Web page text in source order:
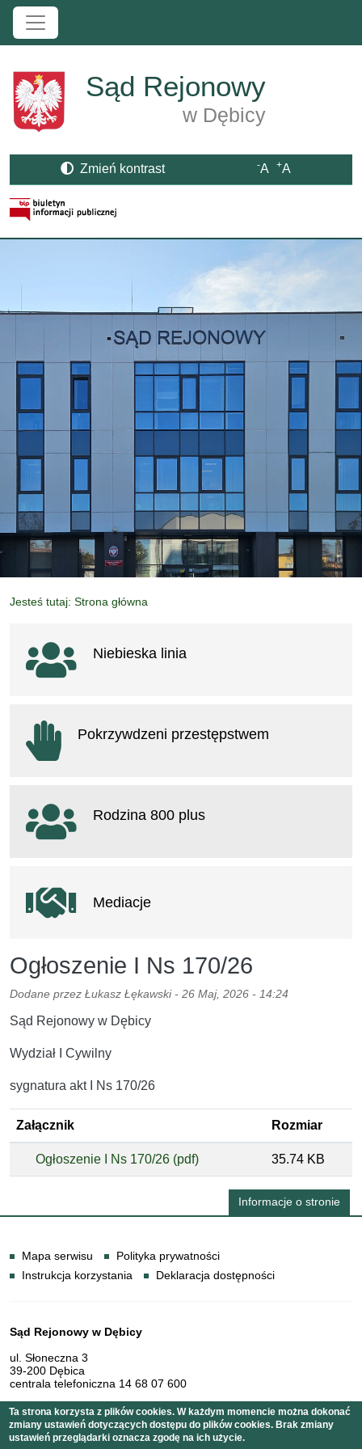
Przejdź do treści
Sąd Rejonowy
w Dębicy
Zmień kontrast -A +A
Strona BIP otwiera się w nowym oknie
Jesteś tutaj: Strona główna
Ogłoszenie I Ns 170/26
Dodane przez Łukasz Łękawski- 26 Maj, 2026 - 14:24
Sąd Rejonowy w Dębicy
Wydział I Cywilny
sygnatura akt I Ns 170/26
Załącznik Rozmiar
Ogłoszenie I Ns 170/26 (pdf) 35.74 KB
Ważne linki
Niebieska linia
Pokrzywdzeni przestępstwem
Rodzina 800 plus
Mediacje
Informacje o stronie
Mapa serwisu
Polityka prywatności
Instrukcja korzystania
Deklaracja dostępności
Dane teleadresowe
Sąd Rejonowy w Dębicy
ul. Słoneczna 3
39-200 Dębica
centrala telefoniczna 14 68 07 600
Serwis pełni funkcję strony Biuletynu Informacji Publicznej
Ta strona korzysta z plików cookies. W każdym momencie można dokonać
zmiany ustawień dotyczących dostępu do plików cookies. Brak zmiany
ustawień przeglądarki oznacza zgodę na ich użycie.